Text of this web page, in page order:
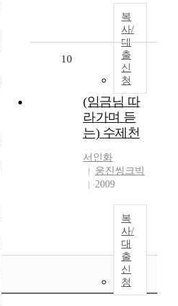
복
사/
대
출
신
청
10
(임금님 따
라가며 듣
는) 수제천
서인화
웅진씽크빅
2009
복
사/
대
출
신
청